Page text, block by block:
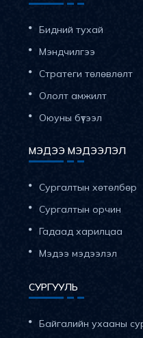
Бидний тухай
Мэндчилгээ
Стратеги төлөвлөлт
Ололт амжилт
Оюуны бүтээл
МЭДЭЭ МЭДЭЭЛЭЛ
Сургалтын хөтөлбөр
Сургалтын орчин
Гадаад харилцаа
Мэдээ мэдээлэл
СУРГУУЛЬ
Байгалийн ухааны